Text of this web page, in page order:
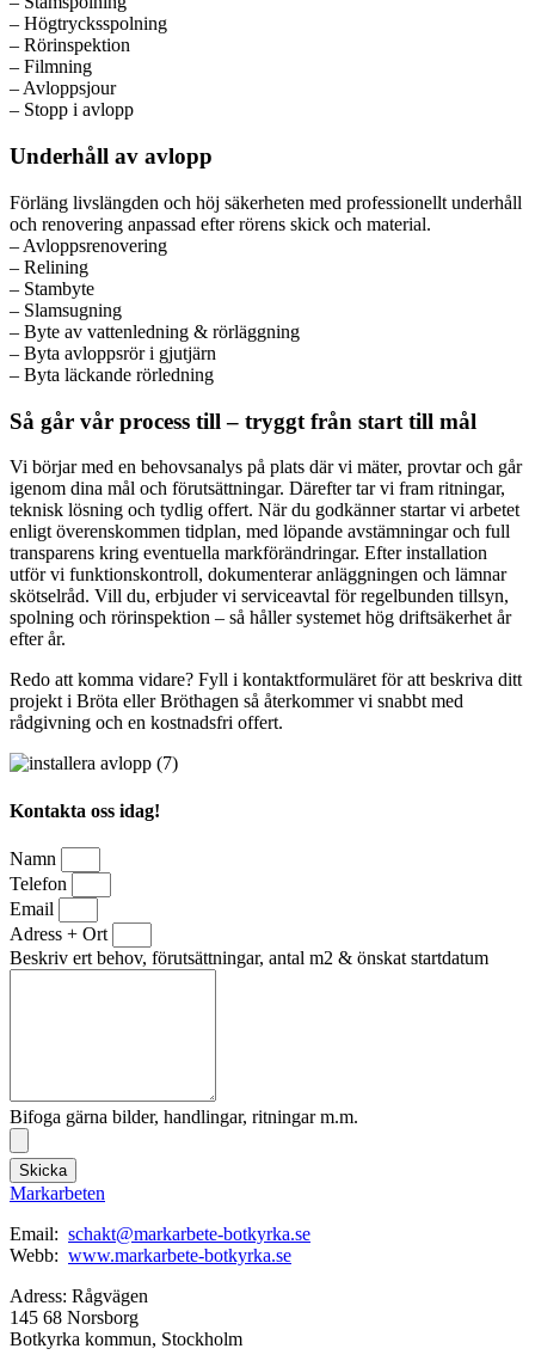
– Högtrycksspolning
– Rörinspektion
– Filmning
– Avloppsjour
– Stopp i avlopp
Underhåll av avlopp
Förläng livslängden och höj säkerheten med professionellt underhåll
och renovering anpassad efter rörens skick och material.
– Avloppsrenovering
– Relining
– Stambyte
– Slamsugning
– Byte av vattenledning & rörläggning
– Byta avloppsrör i gjutjärn
– Byta läckande rörledning
Så går vår process till – tryggt från start till mål
Vi börjar med en behovsanalys på plats där vi mäter, provtar och går
igenom dina mål och förutsättningar. Därefter tar vi fram ritningar,
teknisk lösning och tydlig offert. När du godkänner startar vi arbetet
enligt överenskommen tidplan, med löpande avstämningar och full
transparens kring eventuella markförändringar. Efter installation
utför vi funktionskontroll, dokumenterar anläggningen och lämnar
skötselråd. Vill du, erbjuder vi serviceavtal för regelbunden tillsyn,
spolning och rörinspektion – så håller systemet hög driftsäkerhet år
efter år.
Redo att komma vidare? Fyll i kontaktformuläret för att beskriva ditt
projekt i Bröta eller Bröthagen så återkommer vi snabbt med
rådgivning och en kostnadsfri offert.
Kontakta oss idag!
Namn
Telefon
Email
Adress + Ort
Beskriv ert behov, förutsättningar, antal m2 & önskat startdatum
Bifoga gärna bilder, handlingar, ritningar m.m.
Skicka
Markarbeten
Email: schakt@markarbete-botkyrka.se
Webb: www.markarbete-botkyrka.se
Adress: Rågvägen
145 68 Norsborg
Botkyrka kommun, Stockholm